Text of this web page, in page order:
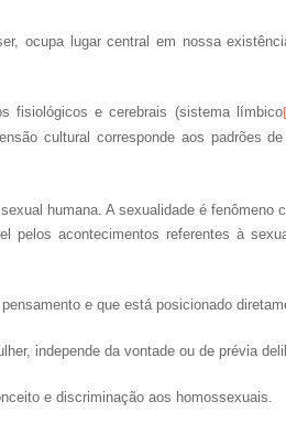
ocupa lugar central em nossa
fisiológicos e cerebrais (sistema límbico
cultural corresponde aos padrões
humana. A sexualidade é fenômeno
acontecimentos referentes à
e que está posicionado
independe da vontade ou de prévia
e discriminação aos homossexuais.